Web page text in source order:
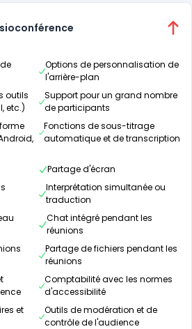
Options de personnalisation de
l'arrière-plan
outils
etc.)
Support pour un grand nombre
de participants
Fonctions de sous-titrage
automatique et de transcription
Partage d'écran
Interprétation simultanée ou
traduction
Chat intégré pendant les
réunions
Partage de fichiers pendant les
réunions
Comptabilité avec les normes
d'accessibilité
et
Outils de modération et de
contrôle de l'audience